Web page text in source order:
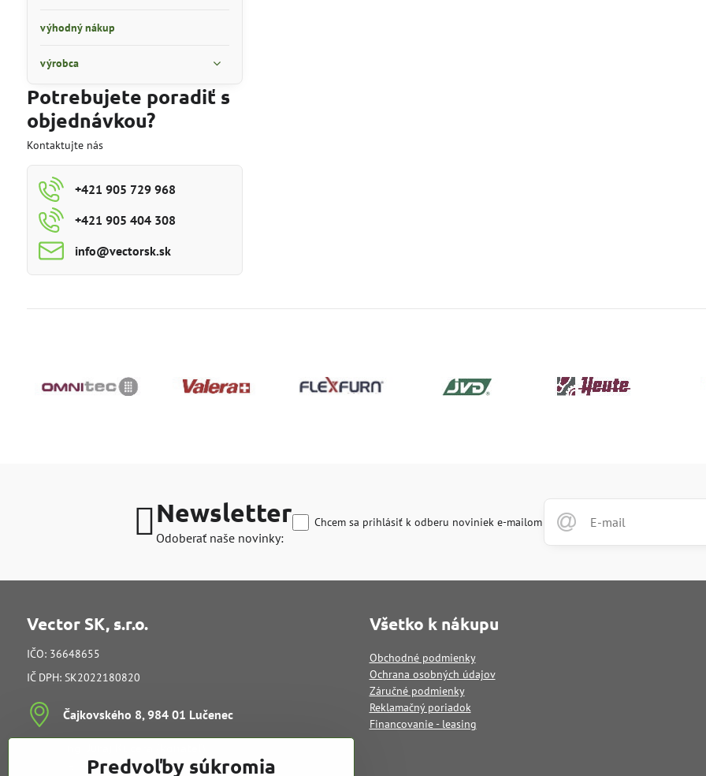
výhodný nákup
výrobca
Potrebujete poradiť s
objednávkou?
Kontaktujte nás
+421 905 729 968
+421 905 404 308
info​@vectorsk​.sk
Newsletter
Odoberať naše novinky:
Chcem sa prihlásiť k odberu noviniek e-mailom
Vector SK, s.r.o.
IČO: 36648655
IČ DPH: SK2022180820
Čajkovského 8, 984 01 Lučenec
vedenie spoločnosti
Všetko k nákupu
Obchodné podmienky
Ochrana osobných údajov
Záručné podmienky
Reklamačný poriadok
Financovanie - leasing
Predvoľby súkromia